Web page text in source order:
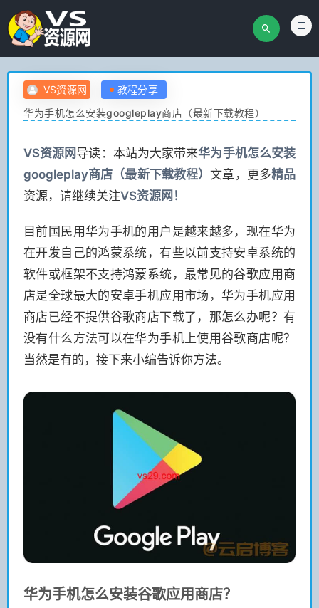
VS资源网
教程分享
华为手机怎么安装googleplay商店（最新下载教程）
VS资源网 导读：本站为大家带来华为手机怎么安装
googleplay商店（最新下载教程）文章，更多精品
资源，请继续关注VS资源网！
目前国民用华为手机的用户是越来越多，现在华为
在开发自己的鸿蒙系统，有些以前支持安卓系统的
软件或框架不支持鸿蒙系统，最常见的谷歌应用商
店是全球最大的安卓手机应用市场，华为手机应用
商店已经不提供谷歌商店下载了，那怎么办呢？有
没有什么方法可以在华为手机上使用谷歌商店呢？
当然是有的，接下来小编告诉你方法。
华为手机怎么安装谷歌应用商店？